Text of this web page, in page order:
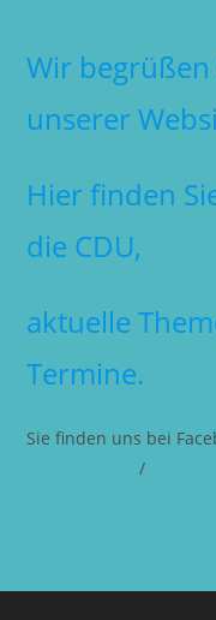
Wir
unserer
Hier finden
die CDU,
aktuelle
Termine.
Sie finden uns bei
/